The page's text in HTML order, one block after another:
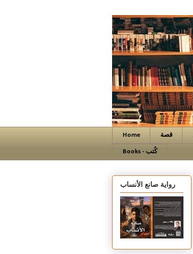
Home قصة
Books - كُتب
رواية صانع الأنساب